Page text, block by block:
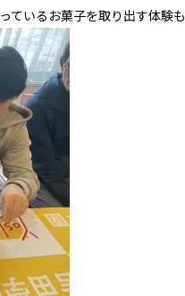
ているお菓子を取り出す体験も